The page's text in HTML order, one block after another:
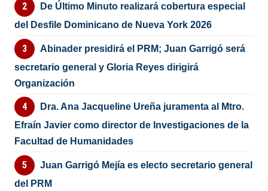
De Último Minuto realizará cobertura especial
del Desfile Dominicano de Nueva York 2026
Abinader presidirá el PRM; Juan Garrigó será
secretario general y Gloria Reyes dirigirá
Organización
Dra. Ana Jacqueline Ureña juramenta al Mtro.
Efraín Javier como director de Investigaciones de la
Facultad de Humanidades
Juan Garrigó Mejía es electo secretario general
del PRM